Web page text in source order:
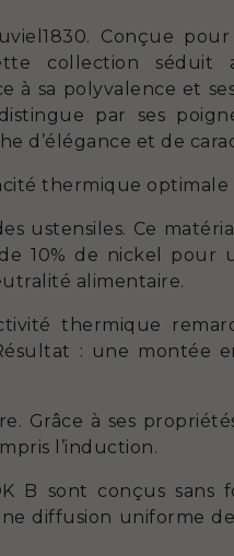
Conçue
collection séduit
à sa polyvalence et
par ses
d’élégance et de
thermique optimale
ustensiles. Ce
10% de nickel pour
alimentaire.
thermique
: une montée
Grâce à ses
l’induction.
B sont conçus sans
diffusion uniforme